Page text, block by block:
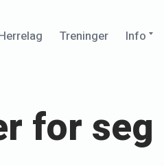
Treninger Info
for seg